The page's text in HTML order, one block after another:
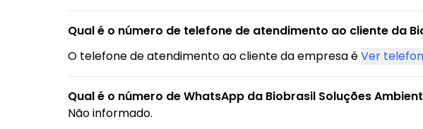
Qual é o número de telefone de atendimento ao cliente da
O telefone de atendimento ao cliente da empresa éVer
Qual é o número de WhatsApp da Biobrasil Soluções
Não informado.